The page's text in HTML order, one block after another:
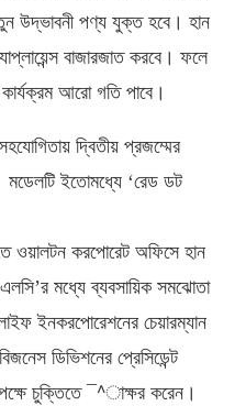
উদ্ভাবনী পণ্য যুক্ত হবে। হান
বাজারজাত করবে। ফলে
আরো গতি পাবে।
দ্বিতীয় প্রজম্মের
মডেলটি ইতোমধ্যে ‘রেড ডট
ওয়ালটন করপোরেট অফিসে হান
মধ্যে ব্যবসায়িক সমঝোতা
ইনকরপোরেশনের চেয়ারম্যান
ডিভিশনের প্রেসিডেন্ট
পক্ষে চুক্তিতে ¯^াক্ষর করেন।